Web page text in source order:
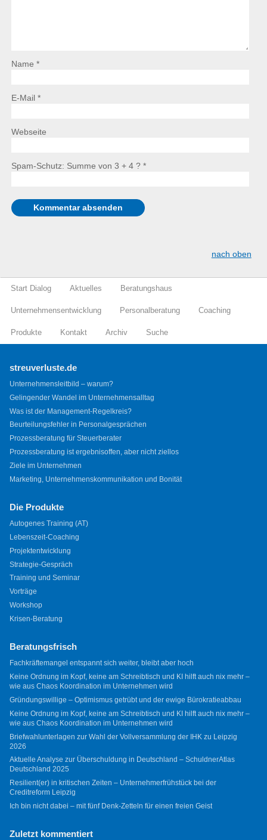
Name *
E-Mail *
Webseite
Spam-Schutz: Summe von 3 + 4 ? *
nach oben
Start Dialog Aktuelles Beratungshaus
Unternehmensentwicklung Personalberatung Coaching
Produkte Kontakt Archiv Suche
streuverluste.de
Unternehmensleitbild – warum?
Gelingender Wandel im Unternehmensalltag
Was ist der Management-Regelkreis?
Beurteilungsfehler in Personalgesprächen
Prozessberatung für Steuerberater
Prozessberatung ist ergebnisoffen, aber nicht ziellos
Ziele im Unternehmen
Marketing, Unternehmenskommunikation und Bonität
Die Produkte
Autogenes Training (AT)
Lebenszeit-Coaching
Projektentwicklung
Strategie-Gespräch
Training und Seminar
Vorträge
Workshop
Krisen-Beratung
Beratungsfrisch
Fachkräftemangel entspannt sich weiter, bleibt aber hoch
Keine Ordnung im Kopf, keine am Schreibtisch und KI hilft auch nix mehr –
wie aus Chaos Koordination im Unternehmen wird
Gründungswillige – Optimismus getrübt und der ewige Bürokratieabbau
Keine Ordnung im Kopf, keine am Schreibtisch und KI hilft auch nix mehr –
wie aus Chaos Koordination im Unternehmen wird
Briefwahlunterlagen zur Wahl der Vollversammlung der IHK zu Leipzig
2026
Aktuelle Analyse zur Überschuldung in Deutschland – SchuldnerAtlas
Deutschland 2025
Resilient(er) in kritischen Zeiten – Unternehmerfrühstück bei der
Creditreform Leipzig
Ich bin nicht dabei – mit fünf Denk-Zetteln für einen freien Geist
Zuletzt kommentiert